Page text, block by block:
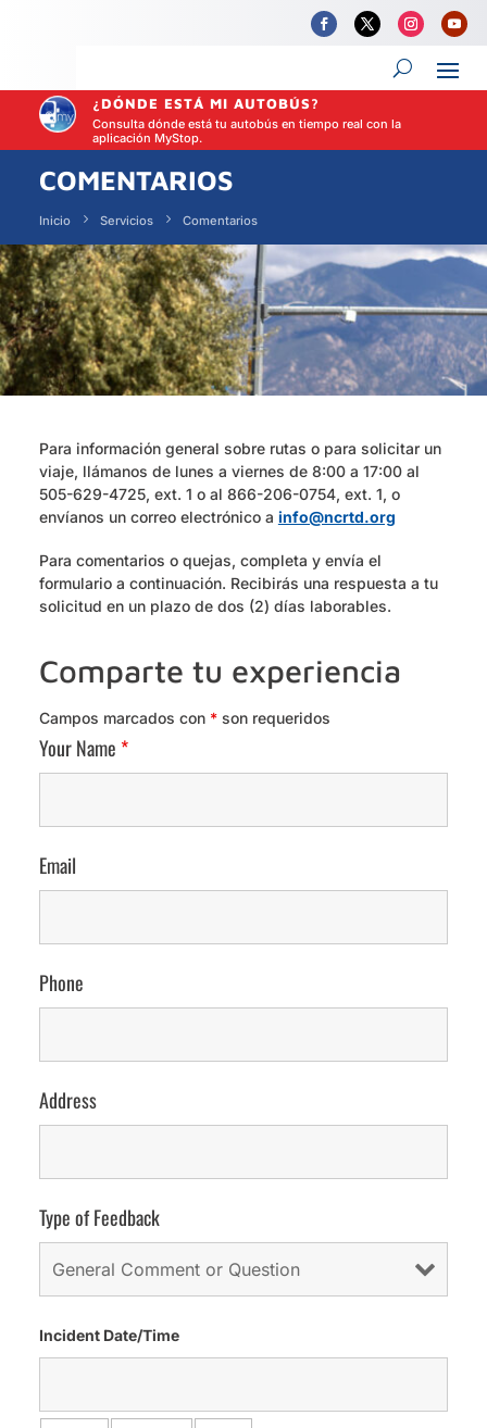
¿DÓNDE ESTÁ MI AUTOBÚS?
Consulta dónde está tu autobús en tiempo real con la
aplicación MyStop.
COMENTARIOS
Inicio Servicios Comentarios
Para información general sobre rutas o para solicitar un
viaje, llámanos de lunes a viernes de 8:00 a 17:00 al
505-629-4725, ext. 1 o al 866-206-0754, ext. 1, o
envíanos un correo electrónico a info@ncrtd.org
Para comentarios o quejas, completa y envía el
formulario a continuación. Recibirás una respuesta a tu
solicitud en un plazo de dos (2) días laborables.
Comparte tu experiencia
Campos marcados con *son requeridos
Your Name *
Email
Phone
Address
Type of Feedback
Incident Date/Time